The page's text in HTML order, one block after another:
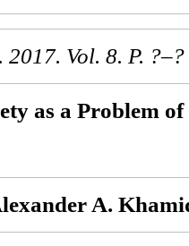
2017. Vol.8. P. ?–?
as a Problem
A.